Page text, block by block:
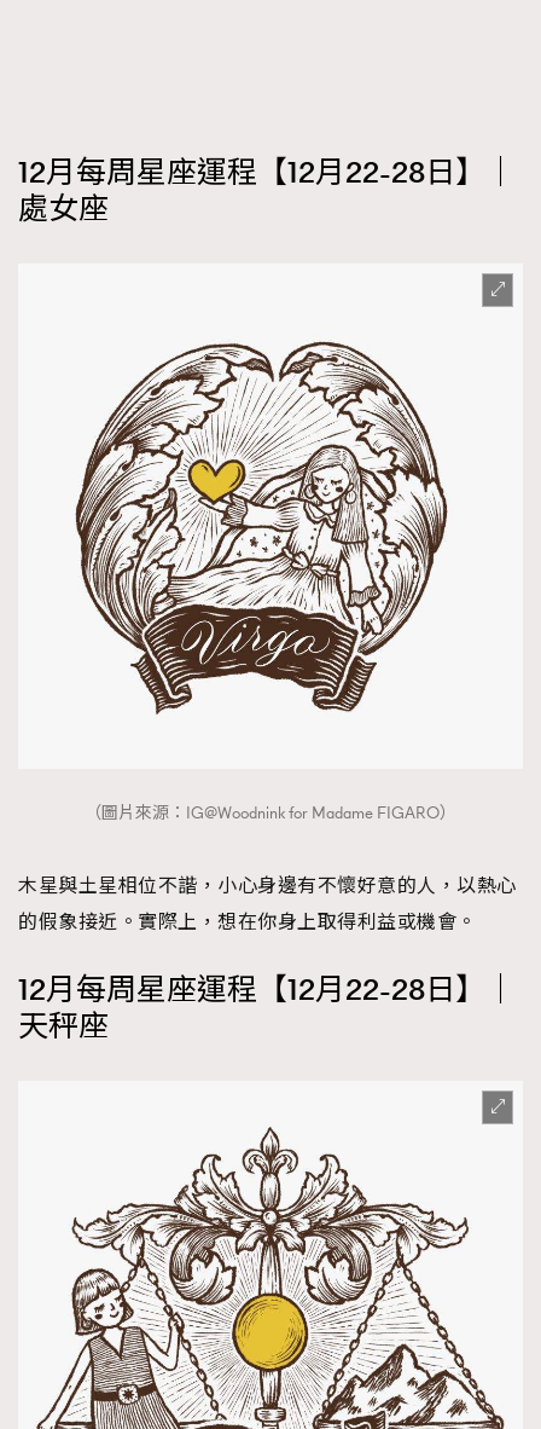
TRENDING
AFrenchMind
DressLikeAParisienne
EmpowerF
FashionWeek FigaroAesthetic
12月每周星座運程【12月22-28日】｜
處女座
（圖片來源：IG@Woodnink for Madame FIGARO）
木星與土星相位不諧，小心身邊有不懷好意的人，以熱心
的假象接近。實際上，想在你身上取得利益或機會。
12月每周星座運程【12月22-28日】｜
天秤座